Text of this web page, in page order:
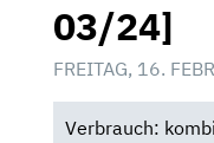
03/24]
FREITAG, 16.
Verbrauch: